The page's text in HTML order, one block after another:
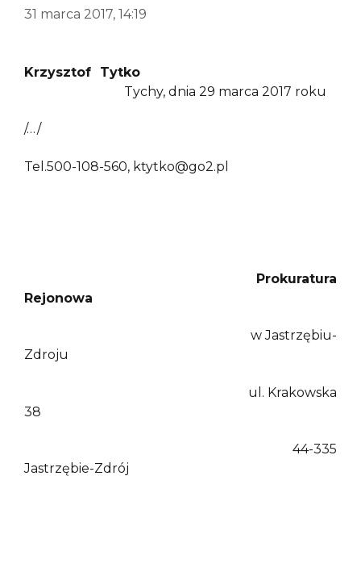
31 marca 2017, 14:19
Krzysztof Tytko
Tychy, dnia 29 marca 2017 roku
/…/
Tel.500-108-560, ktytko@go2.pl
Prokuratura
Rejonowa
w Jastrzębiu-
Zdroju
ul. Krakowska
38
44-335
Jastrzębie-Zdrój